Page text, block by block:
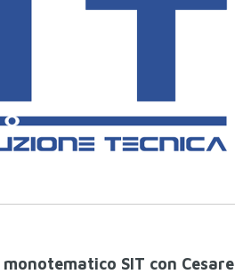
SIT con Cesare